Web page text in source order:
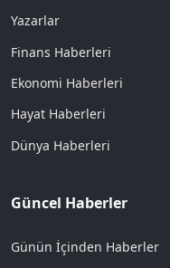
Yazarlar
Finans Haberleri
Ekonomi Haberleri
Hayat Haberleri
Dünya Haberleri
Güncel Haberler
Günün İçinden Haberler